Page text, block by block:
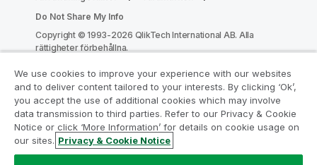
Do Not Share My Info
Copyright © 1993-2026 QlikTech International AB. Alla
rättigheter förbehållna.
Gå med i programmet Analytics
Modernization
Modernisera utan att kompromissa med dina värdefulla
We use cookies to improve your experience with our websites
and to deliver content tailored to your interests. By clicking ‘Ok’,
you accept the use of additional cookies which may involve
data transmission to third parties. Refer to our Privacy & Cookie
Notice or click ‘More Information’ for details on cookie usage on
our sites. Privacy & Cookie Notice